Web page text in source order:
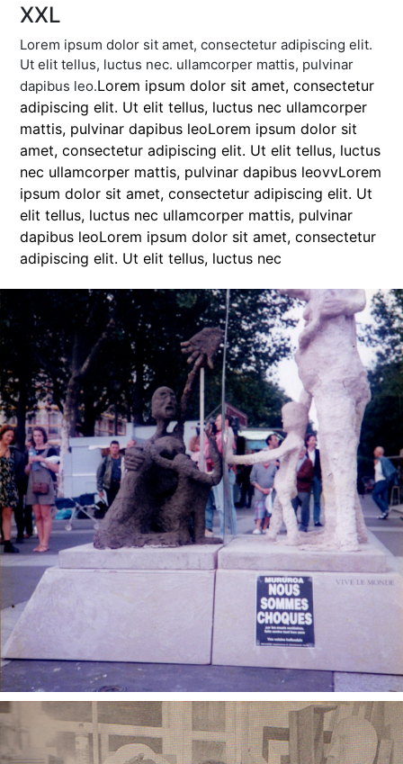
XXL
Lorem ipsum dolor sit amet, consectetur adipiscing elit.
Ut elit tellus, luctus nec. ullamcorper mattis, pulvinar
dapibus leo.Lorem ipsum dolor sit amet, consectetur
adipiscing elit. Ut elit tellus, luctus nec ullamcorper
mattis, pulvinar dapibus leoLorem ipsum dolor sit
amet, consectetur adipiscing elit. Ut elit tellus, luctus
nec ullamcorper mattis, pulvinar dapibus leovvLorem
ipsum dolor sit amet, consectetur adipiscing elit. Ut
elit tellus, luctus nec ullamcorper mattis, pulvinar
dapibus leoLorem ipsum dolor sit amet, consectetur
adipiscing elit. Ut elit tellus, luctus nec